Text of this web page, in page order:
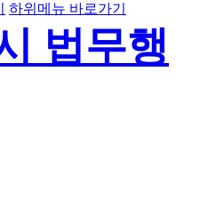
하위메뉴 바로가기